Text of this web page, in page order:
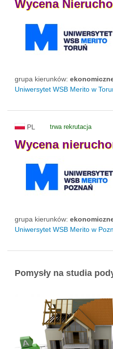
Wycena
grupa kierunków:
Uniwersytet WSB Merito w
PL trwa rekrutacja
Wycena
grupa kierunków:
Uniwersytet WSB Merito w
Pomysły na studia